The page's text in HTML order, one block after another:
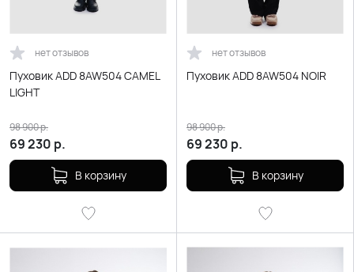
нет отзывов
Пуховик ADD 8AW504 CAMEL
LIGHT
69 230 р.
98 900р.
В корзину
нет отзывов
Пуховик ADD 8AW504 NOIR
69 230 р.
98 900р.
В корзину